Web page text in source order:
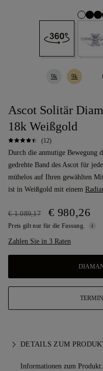
9k 9k
Ascot Solitär
18k Weißgold
(12)
Durch die anmutige Bewegung
gedrehte Band des Ascot für
mühelos auf Ihren gewählten
ist in Weißgold mit einem
€ 1.089,17 € 980,26
Preis gilt nur für die Fassung.
Zahlen Sie in 3 Raten
DETAILS ZUM
Informationen zum Produkt: